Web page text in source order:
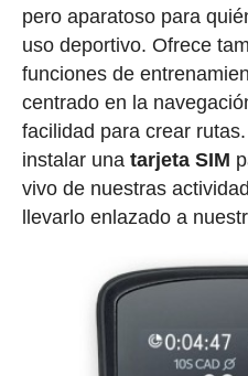
pero aparatoso para
uso deportivo. Ofrece
funciones de
centrado en la
facilidad para crear
instalar una tarjeta SIM
vivo de nuestras
llevarlo enlazado a